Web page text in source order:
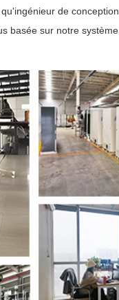
de
basée sur notre